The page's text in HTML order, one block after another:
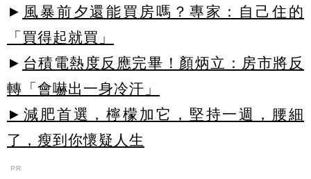
► 風暴前夕還能買房嗎？專家：自己住的
「買得起就買」
► 台積電熱度反應完畢！顏炳立：房市將反
轉「會嚇出一身冷汗」
►減肥首選，檸檬加它，堅持一週，腰細
了，瘦到你懷疑人生
PR